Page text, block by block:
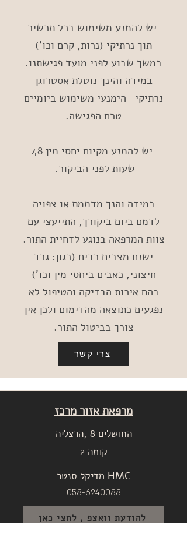
יש להמנע משימוש בכל תכשיר
תוך נרתיקי (נרות, קרם וכו’)
במשך שבוע לפני מועד פגישתנו​.
במידה והינך נוטלת אסטרוגן
נרתיקי- הימנעי משימוש ביומיים
טרם הפגישה.
יש להמנע מקיום יחסי מין 48
שעות לפני הביקור.
במידה והנך מדממת או צפויה
לדמם ביום ביקורך, התייעצי עם
צוות המרפאה בנוגע לדחיית התור.
ישנם מצבים רבים (כגון: גרד
חיצוני, כאבים ביחסי מין וכו’)
בהם איכות הבדיקה והטיפול לא
נפגעים כתוצאה מהדימום ולכן אין
צורך בביטול התור.
צרי קשר
מרפאת אזור מרכז
החושלים 8 ,הרצליה
קומה 2
מדיקל סנטר HMC
058-6240088
להודעת וואצפ , לחצי כאן